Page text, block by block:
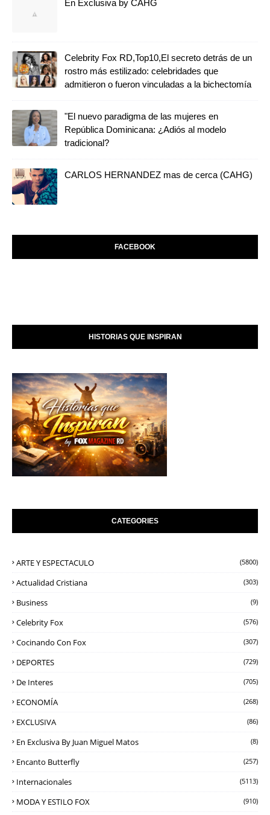
En Exclusiva by CAHG
Celebrity Fox RD,Top10,El secreto detrás de un
rostro más estilizado: celebridades que
admitieron o fueron vinculadas a la bichectomía
"El nuevo paradigma de las mujeres en
República Dominicana: ¿Adiós al modelo
tradicional?
CARLOS HERNANDEZ mas de cerca (CAHG)
FACEBOOK
HISTORIAS QUE INSPIRAN
CATEGORIES
ARTE Y ESPECTACULO (5800)
Actualidad Cristiana (303)
Business (9)
Celebrity Fox (576)
Cocinando Con Fox (307)
DEPORTES (729)
De Interes (705)
ECONOMÍA (268)
EXCLUSIVA (86)
En Exclusiva By Juan Miguel Matos (8)
Encanto Butterfly (257)
Internacionales (5113)
MODA Y ESTILO FOX (910)